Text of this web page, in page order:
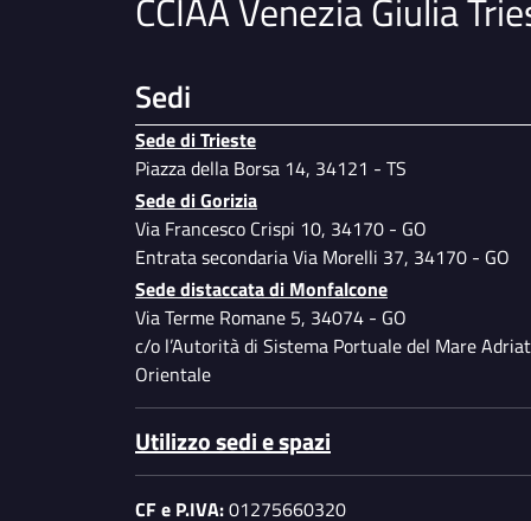
documentale
Specimen firme autorizzate
Dati ulteriori
CCIAA Venezia Giulia
Sedi
Sede di Trieste
Piazza della Borsa 14, 34121 - TS
Sede di Gorizia
Via Francesco Crispi 10, 34170 - GO
Entrata secondaria Via Morelli 37, 34170 - GO
Sede distaccata di Monfalcone
Via Terme Romane 5, 34074 - GO
c/o l’Autorità di Sistema Portuale del Mare
Orientale
Utilizzo sedi e spazi
CF e P.IVA:01275660320